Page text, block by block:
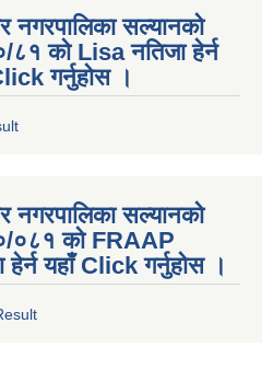
नगरपालिका सल्यानको
८१ को Lisa नतिजा हेर्न
गर्नुहोस ।
नगरपालिका सल्यानको
०८१ को FRAAP
हेर्न यहाँ Click गर्नुहोस ।